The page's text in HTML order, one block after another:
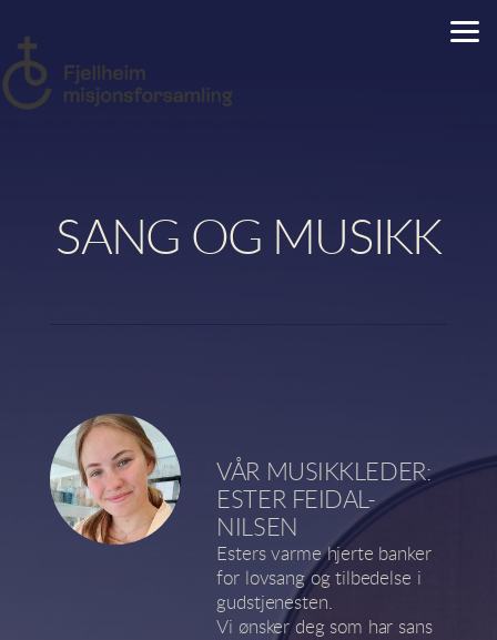
SANG OG MUSIKK
VÅR MUSIKKLEDER:
ESTER FEIDAL-
NILSEN
Esters varme hjerte banker
for lovsang og tilbedelse i
gudstjenesten.
Vi ønsker deg som har sans